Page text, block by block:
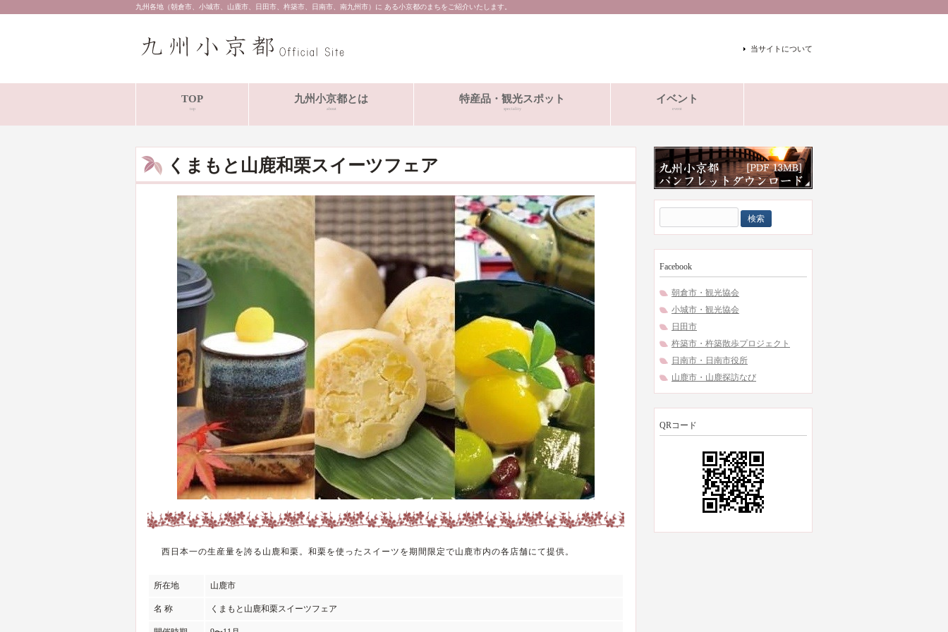
九州各地（朝倉市、小城市、山鹿市、日田市、杵築市、日南市、南九州市）に ある小京都のまちをご紹介いたします。
当サイトについて
TOP
top
九州小京都とは
about
特産品・観光スポット
speciality
イベント
event
くまもと山鹿和栗スイーツフェア
西日本一の生産量を誇る山鹿和栗。和栗を使ったスイーツを期間限定で山鹿市内の各店舗にて提供。
所在地 山鹿市
名 称 くまもと山鹿和栗スイーツフェア
索:
Facebook
朝倉市・観光協会
小城市・観光協会
日田市
杵築市・杵築散歩プロジェクト
日南市・日南市役所
山鹿市・山鹿探訪なび
QRコード